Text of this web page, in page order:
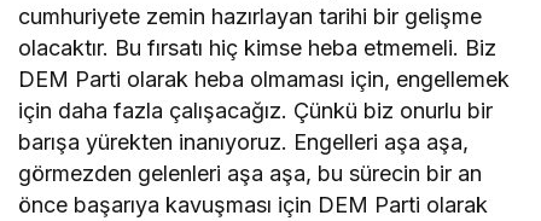
cumhuriyete zemin hazırlayan tarihi bir gelişme
olacaktır. Bu fırsatı hiç kimse heba etmemeli. Biz
DEM Parti olarak heba olmaması için, engellemek
için daha fazla çalışacağız. Çünkü biz onurlu bir
barışa yürekten inanıyoruz. Engelleri aşa aşa,
görmezden gelenleri aşa aşa, bu sürecin bir an
önce başarıya kavuşması için DEM Parti olarak